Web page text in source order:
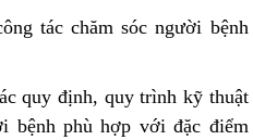
tác chăm sóc người bệnh
quy định, quy trình kỹ thuật
bệnh phù hợp với đặc điểm